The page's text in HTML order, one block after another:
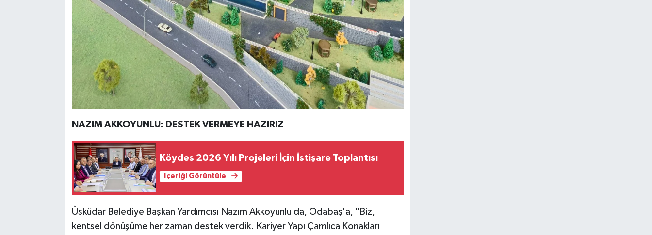
NAZIM AKKOYUNLU: DESTEK VERMEYE HAZIRIZ
Köydes 2026 Yılı Projeleri İçin İstişare Toplantısı
İçeriği Görüntüle
Üsküdar Belediye Başkan Yardımcısı Nazım Akkoyunlu da, Odabaş'a, "Biz,
kentsel dönüşüme her zaman destek verdik. Kariyer Yapı Çamlıca Konakları